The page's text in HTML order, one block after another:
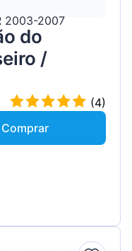
2003-2007
do
/
(4)
Comprar